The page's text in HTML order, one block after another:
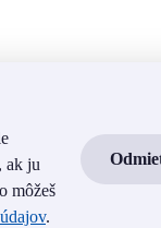
ak ju
môžeš
.